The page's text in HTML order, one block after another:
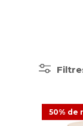
50% de
Pot à